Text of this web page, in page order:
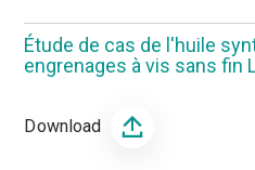
Étude de cas de l'huile
engrenages à vis sans fin
Download